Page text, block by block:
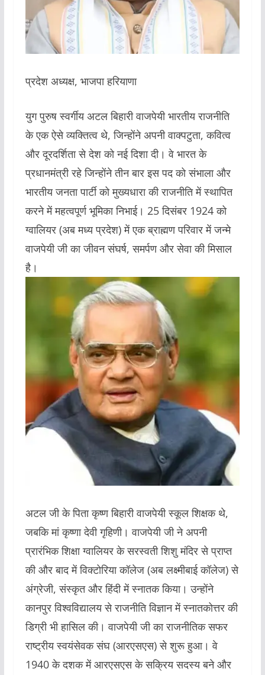
प्रदेश अध्यक्ष, भाजपा हरियाणा
युग पुरुष स्वर्गीय अटल बिहारी वाजपेयी भारतीय राजनीति
के एक ऐसे व्यक्तित्व थे, जिन्होंने अपनी वाक्पटुता, कवित्व
और दूरदर्शिता से देश को नई दिशा दी। वे भारत के
प्रधानमंत्री रहे जिन्होंने तीन बार इस पद को संभाला और
भारतीय जनता पार्टी को मुख्यधारा की राजनीति में स्थापित
करने में महत्वपूर्ण भूमिका निभाई। 25 दिसंबर 1924 को
ग्वालियर (अब मध्य प्रदेश) में एक ब्राह्मण परिवार में जन्मे
वाजपेयी जी का जीवन संघर्ष, समर्पण और सेवा की मिसाल
है।
अटल जी के पिता कृष्ण बिहारी वाजपेयी स्कूल शिक्षक थे,
जबकि मां कृष्णा देवी गृहिणी। वाजपेयी जी ने अपनी
प्रारंभिक शिक्षा ग्वालियर के सरस्वती शिशु मंदिर से प्राप्त
की और बाद में विक्टोरिया कॉलेज (अब लक्ष्मीबाई कॉलेज) से
अंग्रेजी, संस्कृत और हिंदी में स्नातक किया। उन्होंने
कानपुर विश्वविद्यालय से राजनीति विज्ञान में स्नातकोत्तर की
डिग्री भी हासिल की। वाजपेयी जी का राजनीतिक सफर
राष्ट्रीय स्वयंसेवक संघ (आरएसएस) से शुरू हुआ। वे
1940 के दशक में आरएसएस के सक्रिय सदस्य बने और